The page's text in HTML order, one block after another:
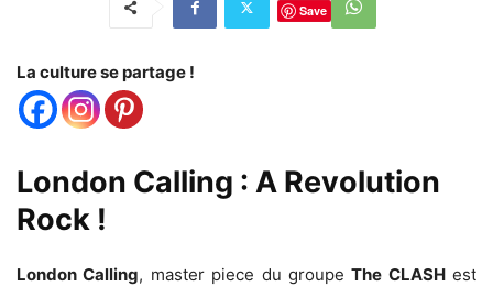
Save
La culture se partage !
London Calling : A Revolution
Rock !
London Calling, master piece du groupeThe CLASHest